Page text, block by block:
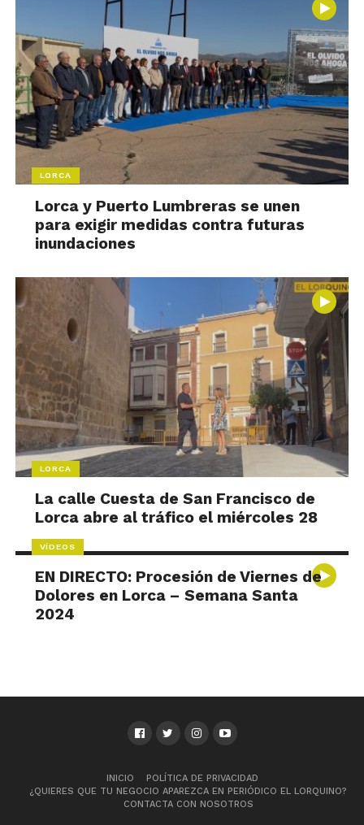
LORCA
Lorca y Puerto Lumbreras se unen
para exigir medidas contra futuras
inundaciones
LORCA
La calle Cuesta de San Francisco de
Lorca abre al tráfico el miércoles 28
VÍDEOS
EN DIRECTO: Procesión de Viernes de
Dolores en Lorca – Semana Santa
2024
INICIO
POLÍTICA DE PRIVACIDAD
¿QUIERES QUE TU NEGOCIO APAREZCA EN PERIÓDICO EL LORQUINO?
CONTACTA CON NOSOTROS